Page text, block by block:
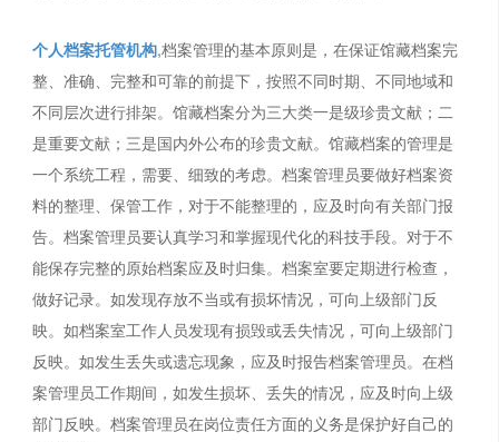
个人档案托管机构,档案管理的基本原则是，在保证馆藏档案完
整、准确、完整和可靠的前提下，按照不同时期、不同地域和
不同层次进行排架。馆藏档案分为三大类一是级珍贵文献；二
是重要文献；三是国内外公布的珍贵文献。馆藏档案的管理是
一个系统工程，需要、细致的考虑。档案管理员要做好档案资
料的整理、保管工作，对于不能整理的，应及时向有关部门报
告。档案管理员要认真学习和掌握现代化的科技手段。对于不
能保存完整的原始档案应及时归集。档案室要定期进行检查，
做好记录。如发现存放不当或有损坏情况，可向上级部门反
映。如档案室工作人员发现有损毁或丢失情况，可向上级部门
反映。如发生丢失或遗忘现象，应及时报告档案管理员。在档
案管理员工作期间，如发生损坏、丢失的情况，应及时向上级
部门反映。档案管理员在岗位责任方面的义务是保护好自己的